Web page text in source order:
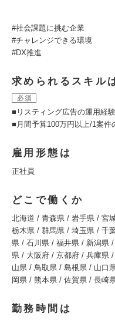
#社会課題に挑む企業
#チャレンジできる環境
#DX推進
求められるスキル
必須
■リスティング広告の運用経
■月間予算100万円以上/1案
雇用形態は
正社員
どこで働くか
北海道 / 青森県 / 岩手県 / 宮
栃木県 / 群馬県 / 埼玉県 / 千
県 / 石川県 / 福井県 / 新潟県
県 / 大阪府 / 京都府 / 兵庫県
山県 / 鳥取県 / 島根県 / 山口
岡県 / 熊本県 / 佐賀県 / 長崎
勤務時間は